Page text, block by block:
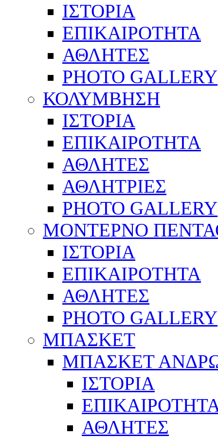
ΙΣΤΟΡΙΑ
ΕΠΙΚΑΙΡΟΤΗΤΑ
ΑΘΛΗΤΕΣ
PHOTO GALLERY
ΚΟΛΥΜΒΗΣΗ
ΙΣΤΟΡΙΑ
ΕΠΙΚΑΙΡΟΤΗΤΑ
ΑΘΛΗΤΕΣ
ΑΘΛΗΤΡΙΕΣ
PHOTO GALLERY
ΜΟΝΤΕΡΝΟ
ΙΣΤΟΡΙΑ
ΕΠΙΚΑΙΡΟΤΗΤΑ
ΑΘΛΗΤΕΣ
PHOTO GALLERY
ΜΠΑΣΚΕΤ
ΜΠΑΣΚΕΤ
ΙΣΤΟΡΙΑ
ΑΘΛΗΤΕΣ